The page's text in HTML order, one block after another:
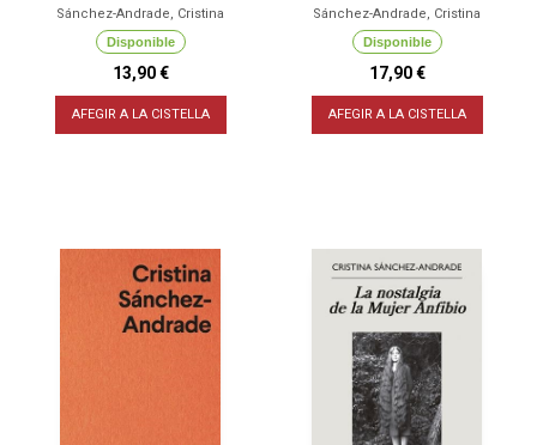
Sánchez-Andrade, Cristina
Disponible
13,90 €
AFEGIR A LA CISTELLA
Sánchez-Andrade, Cristina
Disponible
17,90 €
AFEGIR A LA CISTELLA